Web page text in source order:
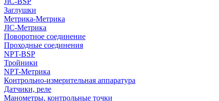
Заглушки
Метрика-Метрика
JIC-Метрика
Поворотное соединение
Проходные соединения
NPT-BSP
Тройники
NPT-Метрика
Контрольно-измерительная аппаратура
Датчики, реле
Манометры, контрольные точки